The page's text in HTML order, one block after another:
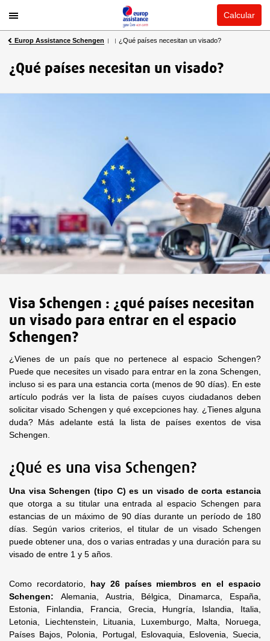
Calcular
Europ Assistance Schengen ¿Qué países necesitan un visado?
¿Qué países necesitan un visado?
Visa Schengen : ¿qué países necesitan
un visado para entrar en el espacio
Schengen?
¿Vienes de un país que no pertenece al espacio Schengen?
Puede que necesites un visado para entrar en la zona Schengen,
incluso si es para una estancia corta (menos de 90 días). En este
artículo podrás ver la lista de países cuyos ciudadanos deben
solicitar visado Schengen y qué excepciones hay. ¿Tienes alguna
duda? Más adelante está la lista de países exentos de visa
Schengen.
¿Qué es una visa Schengen?
Una visa Schengen (tipo C) es un visado de corta estancia
que otorga a su titular una entrada al espacio Schengen para
estancias de un máximo de 90 días durante un período de 180
días. Según varios criterios, el titular de un visado Schengen
puede obtener una, dos o varias entradas y una duración para su
visado de entre 1 y 5 años.
Como recordatorio, hay 26 países miembros en el espacio
Schengen: Alemania, Austria, Bélgica, Dinamarca, España,
Estonia, Finlandia, Francia, Grecia, Hungría, Islandia, Italia,
Letonia, Liechtenstein, Lituania, Luxemburgo, Malta, Noruega,
Países Bajos, Polonia, Portugal, Eslovaquia, Eslovenia, Suecia,